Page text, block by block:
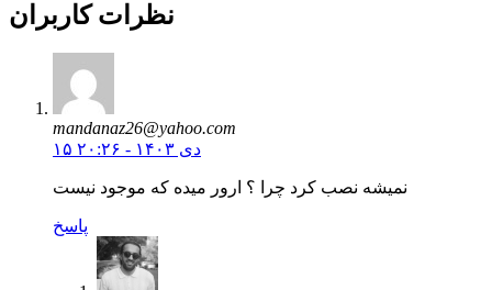
نظرات کاربران
mandanaz26@yahoo.com
۱۵ دی ۱۴۰۳ - ۲۰:۲۶
نمیشه نصب کرد چرا ؟ ارور میده که موجود نیست
پاسخ